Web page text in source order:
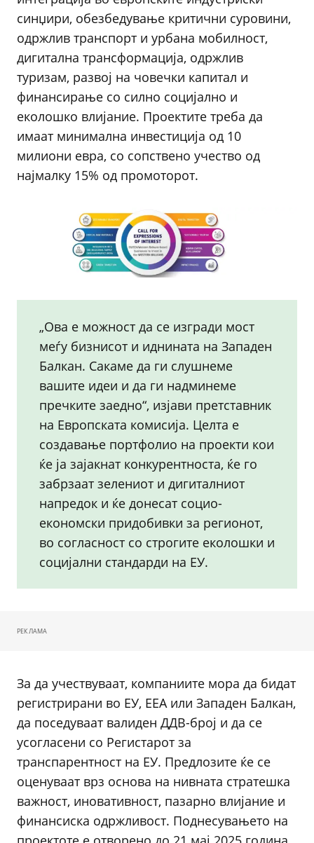
синџири, обезбедување критични суровини,
одржлив транспорт и урбана мобилност,
дигитална трансформација, одржлив
туризам, развој на човечки капитал и
финансирање со силно социјално и
еколошко влијание. Проектите треба да
имаат минимална инвестиција од 10
милиони евра, со сопствено учество од
најмалку 15% од промоторот.
„Ова е можност да се изгради мост
меѓу бизнисот и иднината на Западен
Балкан. Сакаме да ги слушнеме
вашите идеи и да ги надминеме
пречките заедно“, изјави претставник
на Европската комисија. Целта е
создавање портфолио на проекти кои
ќе ја зајакнат конкурентноста, ќе го
забрзаат зелениот и дигиталниот
напредок и ќе донесат социо-
економски придобивки за регионот,
во согласност со строгите еколошки и
социјални стандарди на ЕУ.
РЕКЛАМА
За да учествуваат, компаниите мора да бидат
регистрирани во ЕУ, ЕЕА или Западен Балкан,
да поседуваат валиден ДДВ-број и да се
усогласени со Регистарот за
транспарентност на ЕУ. Предлозите ќе се
оценуваат врз основа на нивната стратешка
важност, иновативност, пазарно влијание и
финансиска одржливост. Поднесувањето на